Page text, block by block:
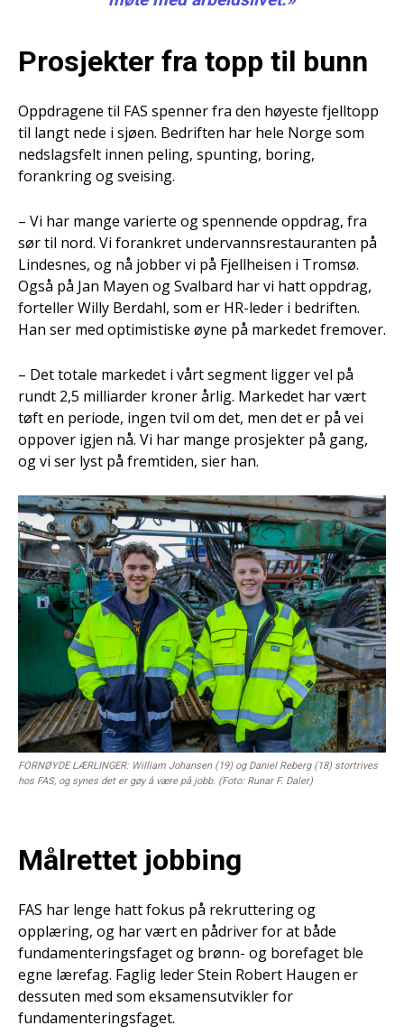
Prosjekter fra topp til bunn
Oppdragene til FAS spenner fra den høyeste fjelltopp
til langt nede i sjøen. Bedriften har hele Norge som
nedslagsfelt innen peling, spunting, boring,
forankring og sveising.
– Vi har mange varierte og spennende oppdrag, fra
sør til nord. Vi forankret undervannsrestauranten på
Lindesnes, og nå jobber vi på Fjellheisen i Tromsø.
Også på Jan Mayen og Svalbard har vi hatt oppdrag,
forteller Willy Berdahl, som er HR-leder i bedriften.
Han ser med optimistiske øyne på markedet fremover.
– Det totale markedet i vårt segment ligger vel på
rundt 2,5 milliarder kroner årlig. Markedet har vært
tøft en periode, ingen tvil om det, men det er på vei
oppover igjen nå. Vi har mange prosjekter på gang,
og vi ser lyst på fremtiden, sier han.
FORNØYDE LÆRLINGER: William Johansen (19) og Daniel Reberg (18) stortrives
hos FAS, og synes det er gøy å være på jobb. (Foto: Runar F. Daler)
Målrettet jobbing
FAS har lenge hatt fokus på rekruttering og
opplæring, og har vært en pådriver for at både
fundamenteringsfaget og brønn- og borefaget ble
egne lærefag. Faglig leder Stein Robert Haugen er
dessuten med som eksamensutvikler for
fundamenteringsfaget.